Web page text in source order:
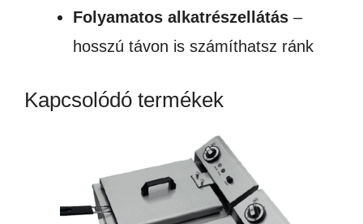
Folyamatos alkatrészellátás –
hosszú távon is számíthatsz ránk
Kapcsolódó termékek